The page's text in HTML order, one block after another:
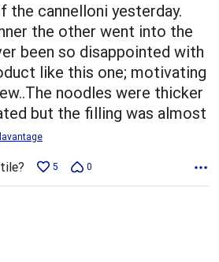
the cannelloni yesterday.
the other went into the
been so disappointed with
like this one; motivating
noodles were thicker
but the filling was almost
5 0